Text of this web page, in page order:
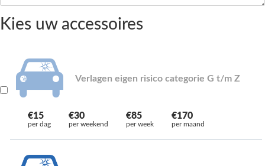
Kies uw accessoires
Verlagen eigen risico categorie G t/m Z
€15
per dag
€30
per weekend
€85
per week
€170
per maand